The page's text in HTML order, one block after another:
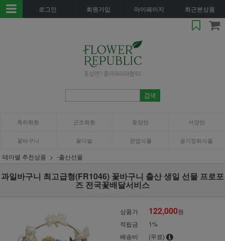
로그인 회원가입 마이페이지 최근본상품
축하화환 근조화환 동양란 서양란
꽃바구니 꽃다발 관엽식물 공기정화식물
테마별 추천상품 -출산선물
과일바구니 최고급형(FR1046) 꽃바구니 출산 생일 선물 프로포
즈 전국꽃배달서비스
상품가 122,000원
적립금
1%
배송비
(무료)